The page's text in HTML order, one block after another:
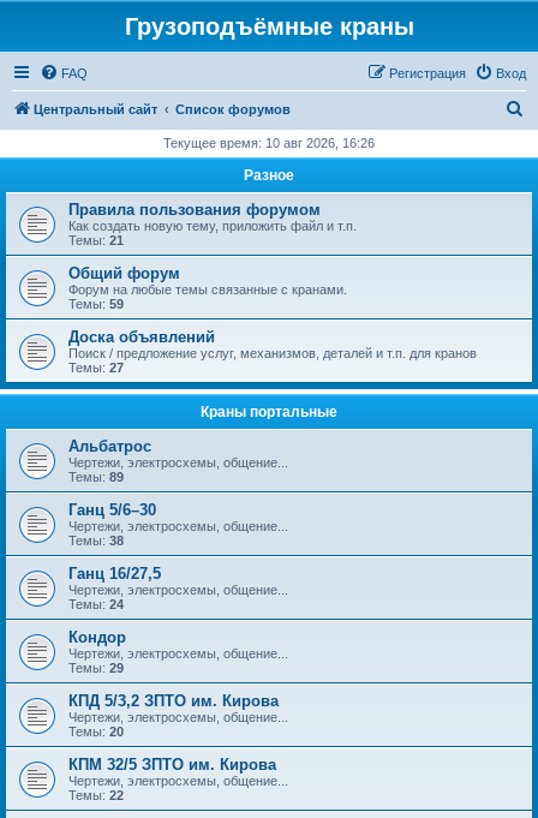
Грузоподъёмные краны
FAQ Вход
Регистрация
Центральный сайт Список форумов
с
Текущее время: 10 авг 2026, 16:26
Разное
Правила пользования форумом
Как создать новую тему, приложить файл и т.п.
Темы: 21
Общий форум
Форум на любые темы связанные с кранами.
Темы: 59
Доска объявлений
Поиск / предложение услуг, механизмов, деталей и т.п. для кранов
Темы: 27
Краны портальные
Альбатрос
Чертежи, электросхемы, общение...
Темы: 89
Ганц 5/6–30
Чертежи, электросхемы, общение...
Темы: 38
Ганц 16/27,5
Чертежи, электросхемы, общение...
Темы: 24
Кондор
Чертежи, электросхемы, общение...
Темы: 29
КПД 5/3,2 ЗПТО им. Кирова
Чертежи, электросхемы, общение...
Темы: 20
КПМ 32/5 ЗПТО им. Кирова
Чертежи, электросхемы, общение...
Темы: 22